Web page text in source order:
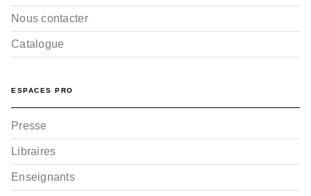
Nous contacter
Catalogue
ESPACES PRO
Presse
Libraires
Enseignants